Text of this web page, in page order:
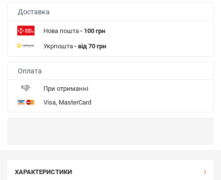
Доставка
Нова пошта- 100 грн
Укрпошта- від 70 грн
Оплата
При отриманні
Visa, MasterCard
ХАРАКТЕРИСТИКИ